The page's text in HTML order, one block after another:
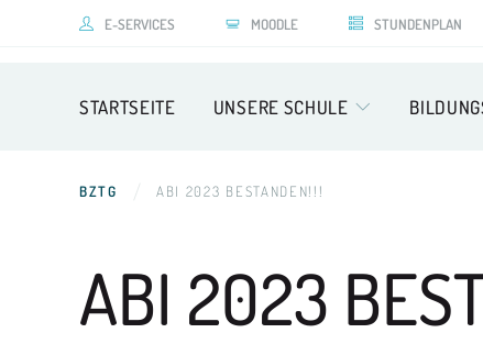
E-SERVICES MOODLE STUNDENPLAN
STARTSEITE UNSERE SCHULE
BZTG ABI 2023 BESTANDEN!!!
ABI 2023